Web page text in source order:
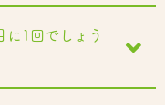
に1回でしょう